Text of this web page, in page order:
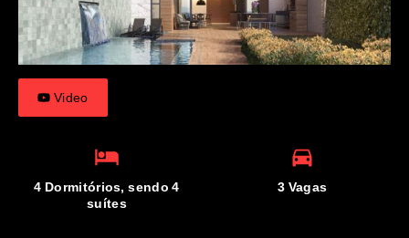
Video
4 Dormitórios, sendo 4
suítes
3 Vagas